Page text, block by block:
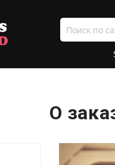
Поиск
по
сайту
О